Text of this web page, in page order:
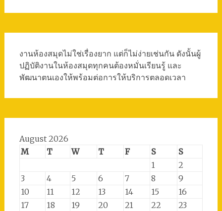
งานห้องสมุดไม่ใช่เรื่องยาก แต่ก็ไม่ง่ายเช่นกัน ดังนั้นผู้
ปฏิบัติงานในห้องสมุดทุกคนต้องหมั่นเรียนรู้ และ
พัฒนาตนเองให้พร้อมต่อการให้บริการตลอดเวลา
August 2026
M
T W T F S
S
1
2
3
4 5 6 7 8
9
10
11 12 13 14 15
16
17
18 19 20 21 22
23